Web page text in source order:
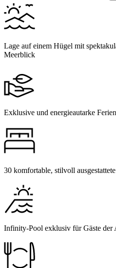
Lage auf einem Hügel mit
Meerblick
Exklusive und energieautarke
30 komfortable, stilvoll
Infinity-Pool exklusiv für Gäste der